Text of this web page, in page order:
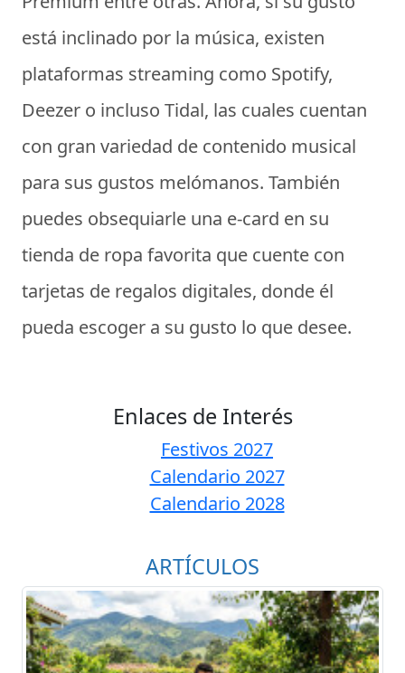
está inclinado por la música, existen
plataformas streaming como Spotify,
Deezer o incluso Tidal, las cuales cuentan
con gran variedad de contenido musical
para sus gustos melómanos. También
puedes obsequiarle una e-card en su
tienda de ropa favorita que cuente con
tarjetas de regalos digitales, donde él
pueda escoger a su gusto lo que desee.
Enlaces de Interés
Festivos 2027
Calendario 2027
Calendario 2028
ARTÍCULOS